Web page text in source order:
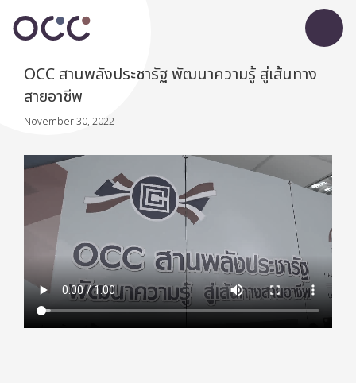
OCC สานพลังประชารัฐ พัฒนาความรู้ สู่เส้นทาง
สายอาชีพ
November 30, 2022